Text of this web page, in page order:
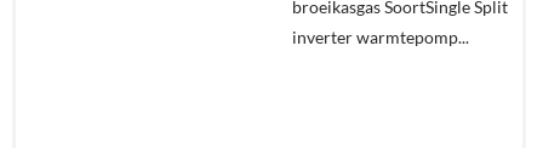
broeikasgas SoortSingle Split
inverter warmtepomp...